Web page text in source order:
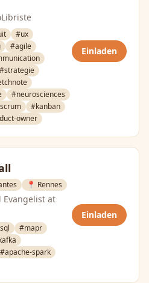
#ux
#agile
#strategie
#neurosciences
#kanban
owner
Einladen
📍 Rennes
Evangelist at
#mapr
#apache-spark
Einladen